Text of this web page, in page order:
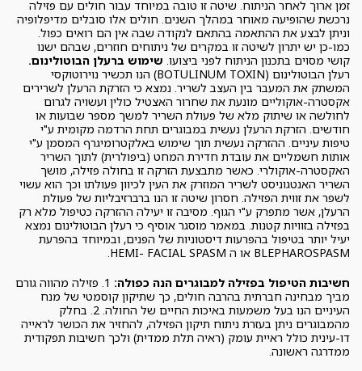
זמן ארוך לאחר הניתוח. שיטה זו טובה במיוחד עבור חולים עם פזילה
נרכשת שהופיעה מאוחר במהלך השנים. חולים אלו סובלים מדיפלופיה
וניתן לבצע את ההתאמה בהתאם לנקודה שבה אין הם רואים כפול.
כמו-כן יש יתרון לשיטה זו במקרים של ניתוחים חוזרים, שבהם ישנו
קושי מסוים בתכנון הניתוח לפני ביצועו. שימוש ברעלן הבוטולינום.
רעלן הבוטולינום (BOTULINUM TOXIN) הנו תכשיר נוירוטוקסי
המשתק את המעבר בין העצב לשריר. נמצא כי הזרקת הרעלן לשרירים
אקסטרה-אוקוליים מונעת את שחרור האצטיל כולין ועשויה לגרום
לחולשה או שיתוק מלא של פעולת השריר למשך מספר שבועות או
חודשים. הזרקת הרעלן נעשית במבוגרים תחת הרדמה מקומית ע"י
טיפות עיניים. ההזרקה נעשית תוך שימוש באלקטרומיגרף המסמן ע"י
אותות חשמליים את עובדת חדירת המחט (ביפולרית) לתוך השריר
האקסטרה-אוקולרי. כאשר מתבצעת הזרקה זו בחולה פזילה, מושך
השריר האנטגוניסט לשריר המוזרק את העין לכיוון פעולתו וכך הוא עשוי
לשפר את זווית הפזילה. חסרון שיטה זו הנו ברברזיבליות של פעולת
הרעלן, אשר מתפרק ע"י הגוף. מסיבה זו יעילה ההזרקה כטיפול מלא רק
בפזילה בזוויות קטנות. במאמר מוסגר אוסיף כי רעלן הבוטולינום נמצא
יעיל יותר בטיפול בהפרעות דיסטוניות של הפנים, ובמיוחד בהפרעת
BLEPHAROSPASM או ה HEMI- FACIAL SPASM.
חשיבות הטיפול בפזילה למבוגרים הנה כפולה:
1. פזילה מהווה גורם
מביך מבחינה חברתית בהרבה חולים, כך שתיקון קוסמטי של מנח
העיניים הנו בעל משמעות באיכות החיים של החולה. 2. בחלק
מהמבוגרים ניתן בעזרת ניתוח תיקון הפזילה, להחזיר את הכושר לראייה
דו-עינית כולל ראיית עומק (ראיה תלת ממדית) ולכך חשיבות תפקודית
ממדרגה ראשונה.